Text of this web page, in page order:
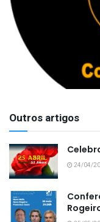
Outros artigos
24/04/